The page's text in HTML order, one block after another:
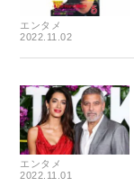
エンタメ
2022.11.02
エンタメ
2022.11.01